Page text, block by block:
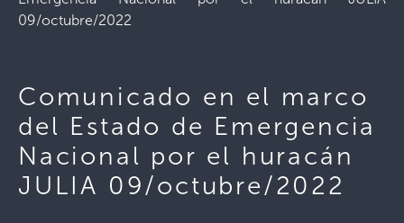
09/octubre/2022
Comunicado en el marco
del Estado de Emergencia
Nacional por el huracán
JULIA 09/octubre/2022